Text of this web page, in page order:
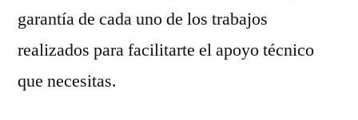
garantía de cada uno de los trabajos
realizados para facilitarte el apoyo técnico
que necesitas.